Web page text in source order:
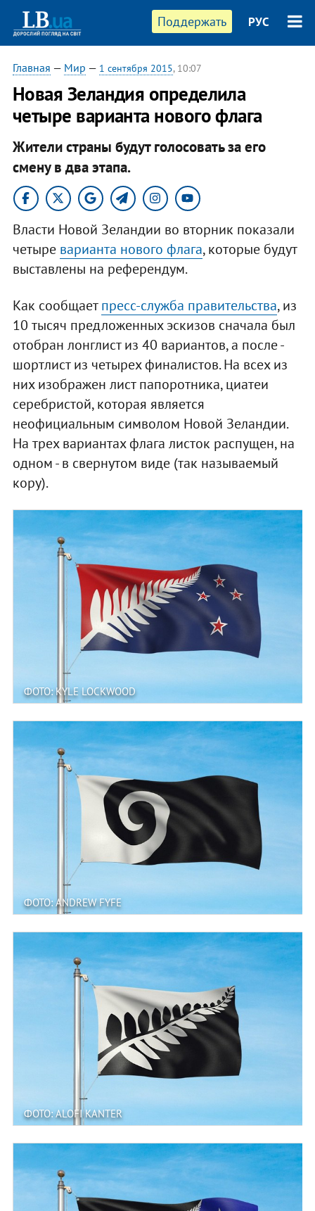
Поддержать РУС
Главная — Мир — 1 сентября 2015, 10:07
Новая Зеландия определила
четыре варианта нового флага
Жители страны будут голосовать за его
смену в два этапа.
Власти Новой Зеландии во вторник показали
четыре варианта нового флага, которые будут
выставлены на референдум.
Как сообщаетпресс-служба правительства, из
10 тысяч предложенных эскизов сначала был
отобран лонглист из 40 вариантов, а после -
шортлист из четырех финалистов. На всех из
них изображен лист папоротника, циатеи
серебристой, которая является
неофициальным символом Новой Зеландии.
На трех вариантах флага листок распущен, на
одном - в свернутом виде (так называемый
кору).
ФОТО: KYLE LOCKWOOD
ФОТО: ANDREW FYFE
ФОТО: ALOFI KANTER